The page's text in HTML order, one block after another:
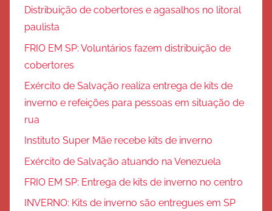
Distribuição de cobertores e agasalhos no litoral
paulista
FRIO EM SP: Voluntários fazem distribuição de
cobertores
Exército de Salvação realiza entrega de kits de
inverno e refeições para pessoas em situação de
rua
Instituto Super Mãe recebe kits de inverno
Exército de Salvação atuando na Venezuela
FRIO EM SP: Entrega de kits de inverno no centro
INVERNO: Kits de inverno são entregues em SP